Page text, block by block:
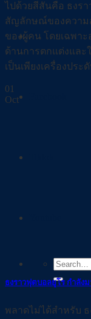
ติดต่อเรา
ไปด้วยสีสันคือ ธงรา
สัญลักษณ์ของความ
ของผู้คน โดยเฉพา
ด้านการตกแต่งและ
เป็นเพียงเครื่องประ
01
Oct
ธงราวฟุตบอลยูโร กำลัง
พลาดไม่ได้สำหรับ